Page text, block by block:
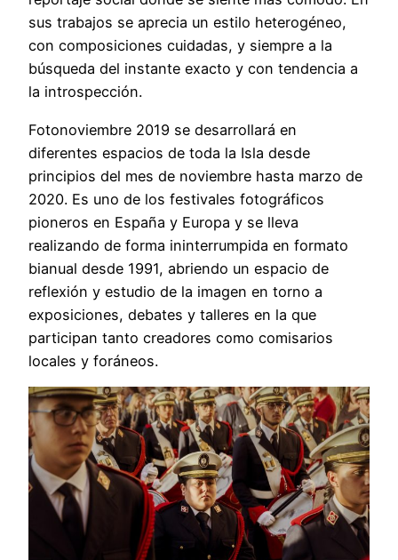
sus trabajos se aprecia un estilo heterogéneo,
con composiciones cuidadas, y siempre a la
búsqueda del instante exacto y con tendencia a
la introspección.
Fotonoviembre 2019 se desarrollará en
diferentes espacios de toda la Isla desde
principios del mes de noviembre hasta marzo de
2020. Es uno de los festivales fotográficos
pioneros en España y Europa y se lleva
realizando de forma ininterrumpida en formato
bianual desde 1991, abriendo un espacio de
reflexión y estudio de la imagen en torno a
exposiciones, debates y talleres en la que
participan tanto creadores como comisarios
locales y foráneos.